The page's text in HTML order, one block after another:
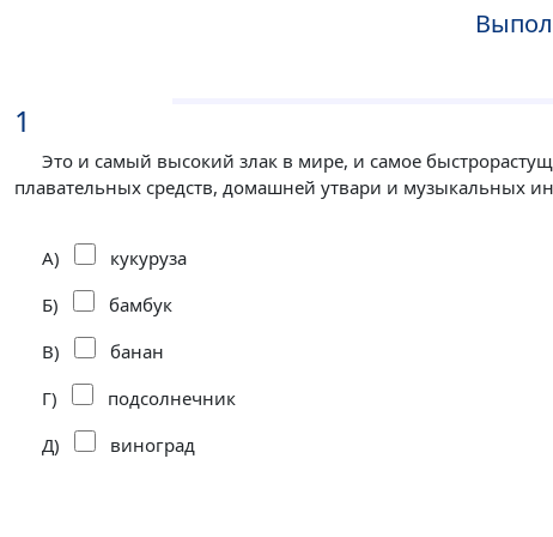
1
Это и самый высокий злак в мире, и самое
плавательных средств, домашней утвари и музыкальных
А)
кукуруза
Б)
бамбук
В)
банан
Г)
подсолнечник
Д)
виноград